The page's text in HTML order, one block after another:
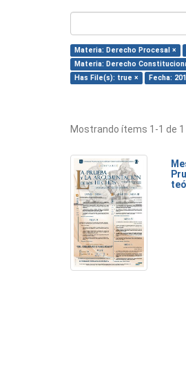
Materia: Derecho Procesal ×
Materia: Derecho
Has File(s): true ×
Fecha:
Mostrando ítems 1-1 de 1